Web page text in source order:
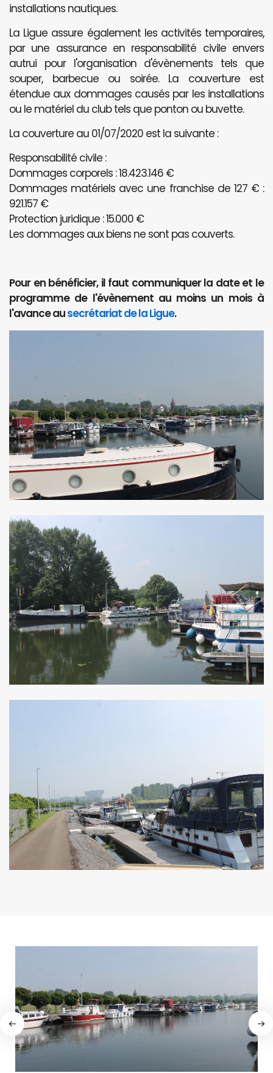
installations nautiques.
La Ligue assure également les activités temporaires,
par une assurance en responsabilité civile envers
autrui pour l'organisation d'évènements tels que
souper, barbecue ou soirée. La couverture est
étendue aux dommages causés par les installations
ou le matériel du club tels que ponton ou buvette.
La couverture au 01/07/2020 est la suivante :
Responsabilité civile :
Dommages corporels : 18.423.146 €
Dommages matériels avec une franchise de 127 € :
921.157 €
Protection juridique : 15.000 €
Les dommages aux biens ne sont pas couverts.
Pour en bénéficier, il faut communiquer la date et le
programme de l'évènement au moins un mois à
l'avance ausecrétariat de la Ligue.